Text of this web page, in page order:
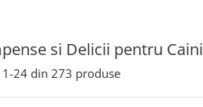
si Delicii pentru Caini
1-24 din 273 produse